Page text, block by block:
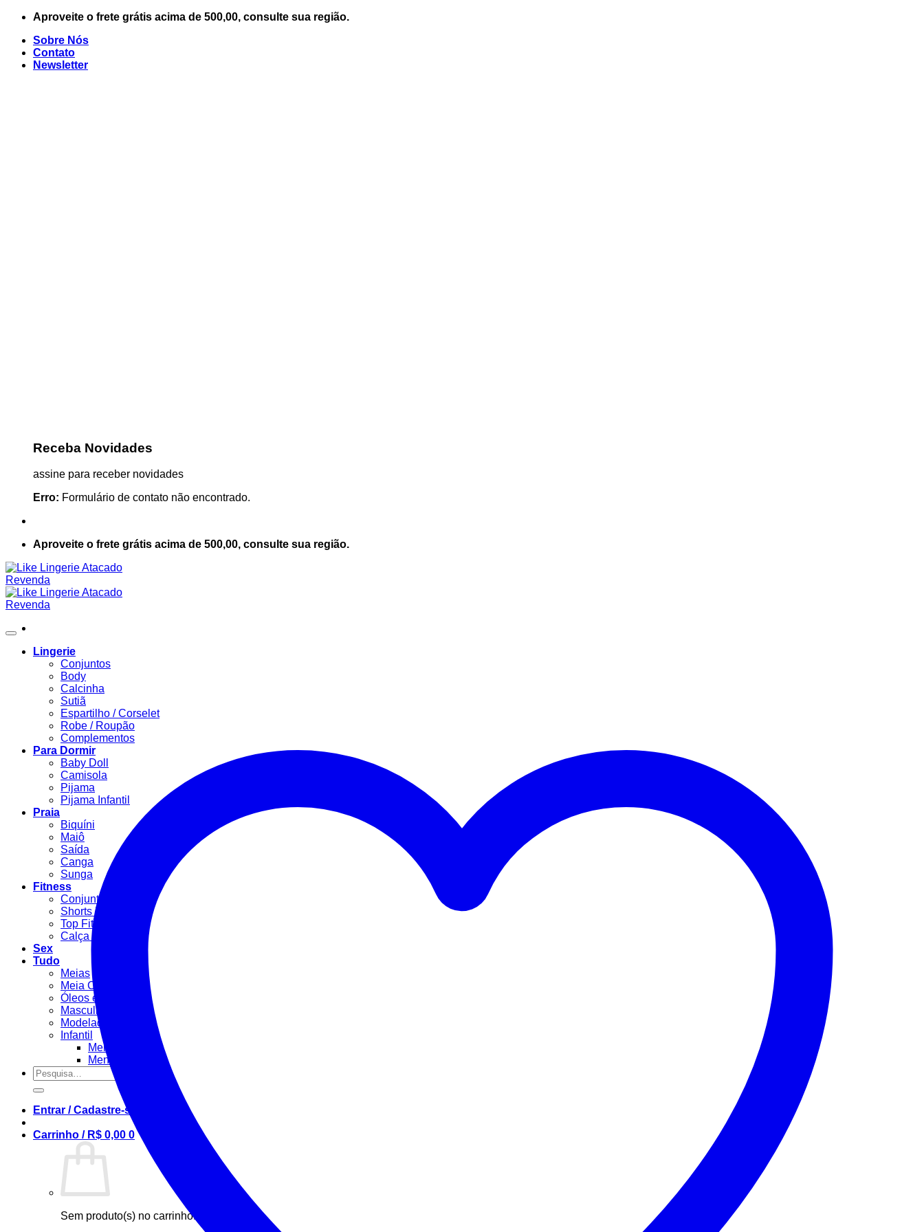
Skip
content
Aproveite o frete grátis acima de 500,00, consulte sua região.
Sobre Nós
Contato
Newsletter
Receba Novidades
assine para receber novidades
Erro: Formulário de contato não encontrado.
Aproveite o frete grátis acima de 500,00, consulte sua região.
Lingerie
Conjuntos
Body
Calcinha
Sutiã
Espartilho / Corselet
Robe / Roupão
Complementos
Para Dormir
Baby Doll
Camisola
Pijama
Pijama Infantil
Praia
Biquíni
Maiô
Saída
Canga
Sunga
Fitness
Conjunto Fitness
Shorts Fitness
Top Fitness
Calça Fitness
Sex
Tudo
Meias
Meia Calça / Fina
Óleos e Géis
Masculino
Modeladora
Infantil
Menino
Menina
Pesquisar
por:
Entrar / Cadastre-se
Carrinho / R$ 0,00 0
Sem produto(s) no carrinho.